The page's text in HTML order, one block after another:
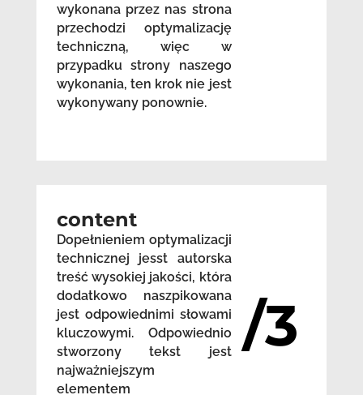
wykonana przez nas strona
przechodzi optymalizację
techniczną, więc w
przypadku strony naszego
wykonania, ten krok nie jest
wykonywany ponownie.
content
Dopełnieniem optymalizacji
technicznej jesst autorska
treść wysokiej jakości, która
dodatkowo naszpikowana
jest odpowiednimi słowami
kluczowymi. Odpowiednio
stworzony tekst jest
najważniejszym
elementem
/3